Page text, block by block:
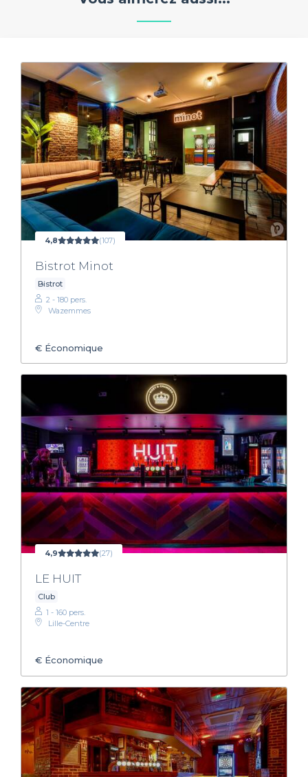
4,8 (107)
Bistrot Minot
Bistrot
2 - 180 pers.
Wazemmes
€ Économique
4,9 (27)
LE HUIT
Club
1 - 160 pers.
Lille-Centre
€ Économique